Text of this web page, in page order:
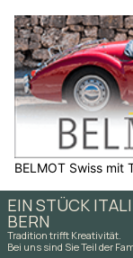
BELMOT Swiss mit